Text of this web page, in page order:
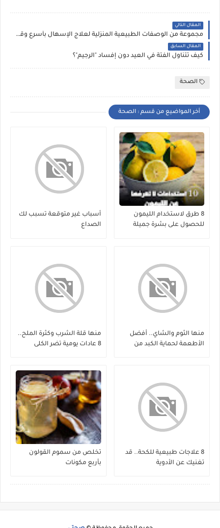
المقال التالي
مجموعة من الوصفات الطبيعية المنزلية لعلاج الإسهال بأسرع وقت
المقال السابق
كيف تتناول الفتة في العيد دون إفساد "الرجيم"؟
الصحة
أخر المواضيع من قسم : الصحة
8 طرق لاستخدام الليمون
للحصول على بشرة جميلة
أسباب غير متوقعة تسبب لك
الصداع
منها الثوم والشاي.. أفضل
الأطعمة لحماية الكبد من
منها قلة الشرب وكثرة الملح..
8 عادات يومية تضر الكلى
8 علاجات طبيعية للكحة.. قد
تغنيك عن الأدوية
تخلص من سموم القولون
بأربع مكونات